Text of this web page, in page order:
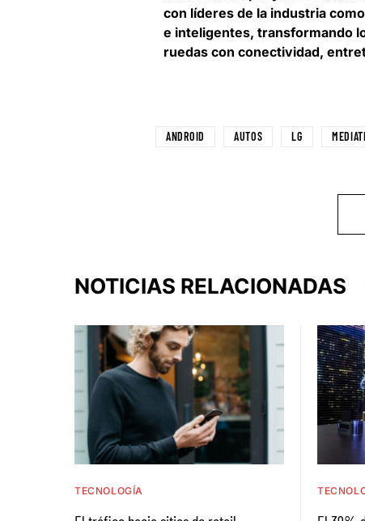
con líderes de la industria
e inteligentes, transformando
ruedas con conectividad,
ANDROID AUTOS LG
NOTICIAS RELACIONADAS
TECNOLOGÍA